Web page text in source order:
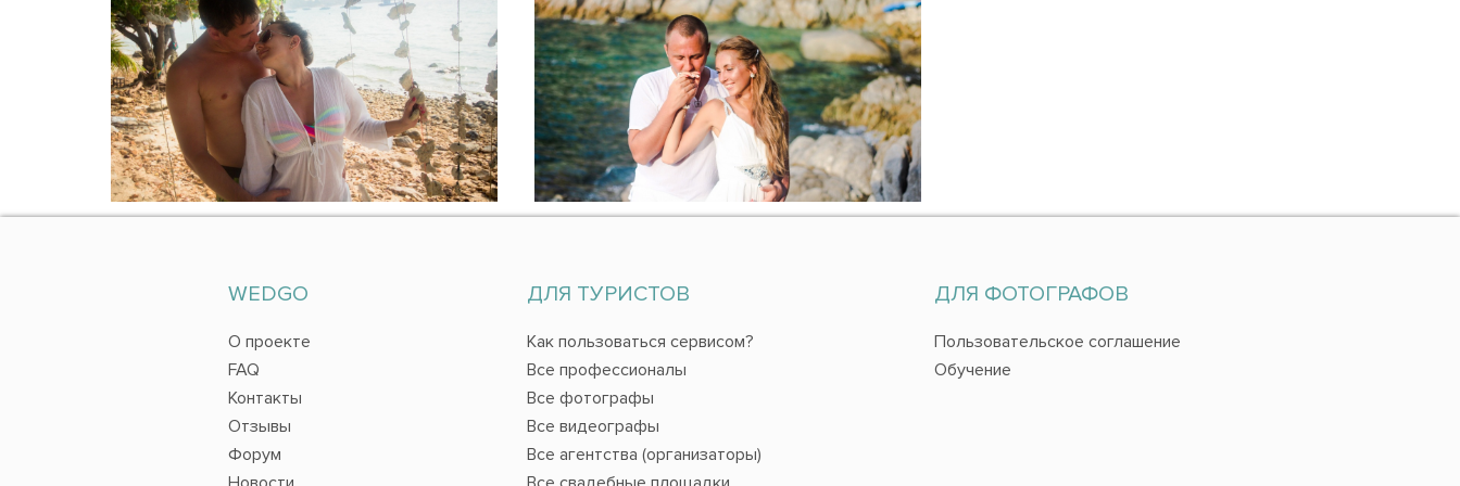
WEDGO
О проекте
FAQ
Контакты
Отзывы
Форум
ДЛЯ ТУРИСТОВ
Как пользоваться сервисом?
Все профессионалы
Все фотографы
Все видеографы
Все агентства (организаторы)
ДЛЯ ФОТОГРАФОВ
Пользовательское соглашение
Обучение